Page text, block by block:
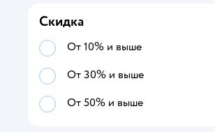
Скидка
От 10% и выше
От 30% и выше
От 50% и выше